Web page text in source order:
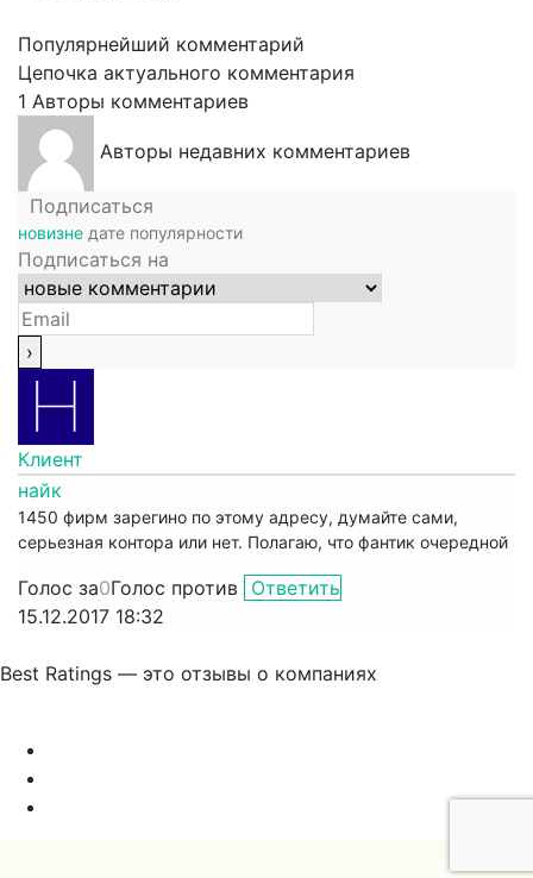
Популярнейший комментарий
Цепочка актуального комментария
1 Авторы комментариев
Авторы недавних комментариев
Подписаться
новизне дате популярности
Подписаться на
Клиент
найк
1450 фирм зарегино по этому адресу, думайте сами,
серьезная контора или нет. Полагаю, что фантик очередной
Голос за0Голос против Ответить
15.12.2017 18:32
Best Ratings — это отзывы о компаниях